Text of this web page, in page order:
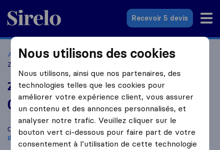
Sirelo.fr
Recevoir 5 devis
Accueil Déménageurs France
Déménageurs Gentilly
Zinzoni Déménagement
Zinzoni Déménagement
0,0 basé sur0
avis Sirelo et Google
i
Comparez Zinzoni Déménagement avec d'autres
déménageursà Gentilly
Nous utilisons des cookies
Nous utilisons, ainsi que nos partenaires, des
technologies telles que les cookies pour
améliorer votre expérience client, vous assurer
un contenu et des annonces personnalisés, et
analyser notre trafic. Veuillez cliquer sur le
bouton vert ci-dessous pour faire part de votre
consentement à l’utilisation de cette technologie